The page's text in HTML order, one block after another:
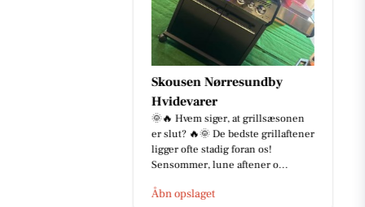
Skousen Nørresundby
Hvidevarer
🌞🔥 Hvem siger, at grillsæsonen
er slut? 🔥🌞 De bedste grillaftener
ligger ofte stadig foran os!
Sensommer, lune aftener o...
Åbn opslaget